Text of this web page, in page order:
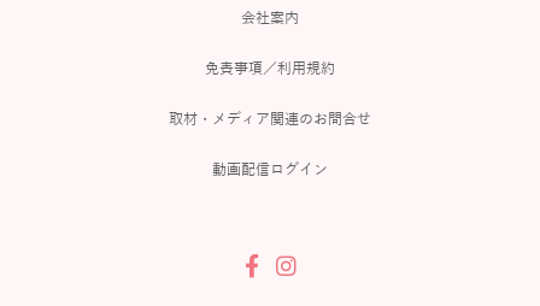
会社案内
免責事項／利用規約
取材・メディア関連のお問合せ
動画配信ログイン